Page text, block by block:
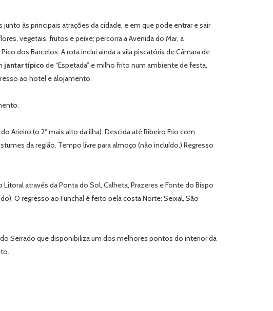
às principais atrações da cidade, e em que pode entrar e sair
vegetais, frutos e peixe; percorra a Avenida do Mar, a
dos Barcelos. A rota inclui ainda a vila piscatória de Câmara de
jantar típico de “Espetada” e milho frito num ambiente de festa,
ao hotel e alojamento.
Arieiro (o 2º mais alto da ilha). Descida até Ribeiro Frio com
da região. Tempo livre para almoço (não incluído.) Regresso
através da Ponta do Sol, Calheta, Prazeres e Fonte do Bispo
O regresso ao Funchal é feito pela costa Norte: Seixal, São
Serrado que disponibiliza um dos melhores pontos do interior da